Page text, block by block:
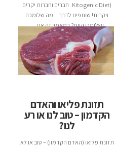
Kitogenic Diet) חברים וחברות יקרים
ויקרות! שותפים לדרך…מה שלומכם
ושלומכן היום? במאמר זה אני …
תזונת פליאו והאדם
הקדמון – טוב לנו או רע
לנו?
תזונת פליאו (האדם הקדמון) – טוב או לא